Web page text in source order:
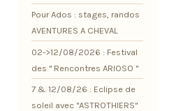
Pour Ados : stages, randos
AVENTURES A CHEVAL
02->12/08/2026 : Festival
des " Rencontres ARIOSO "
7 & 12/08/26 : Eclipse de
soleil avec "ASTROTHIERS"